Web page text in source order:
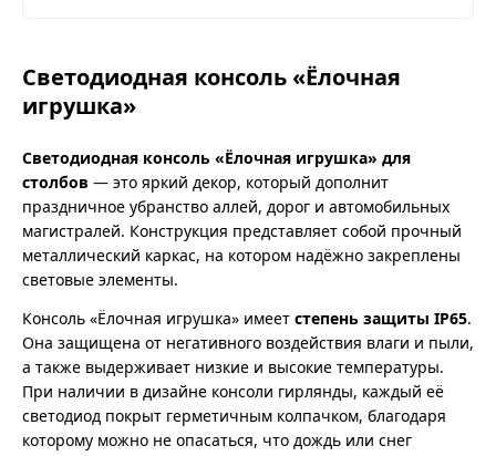
Светодиодная консоль «Ёлочная
игрушка»
Светодиодная консоль «Ёлочная игрушка» для
столбов — это яркий декор, который дополнит
праздничное убранство аллей, дорог и автомобильных
магистралей. Конструкция представляет собой прочный
металлический каркас, на котором надёжно закреплены
световые элементы.
Консоль «Ёлочная игрушка» имеет степень защиты IP65.
Она защищена от негативного воздействия влаги и пыли,
а также выдерживает низкие и высокие температуры.
При наличии в дизайне консоли гирлянды, каждый её
светодиод покрыт герметичным колпачком, благодаря
которому можно не опасаться, что дождь или снег